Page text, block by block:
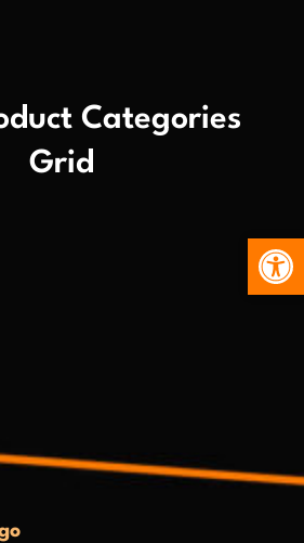
Categories
Grid